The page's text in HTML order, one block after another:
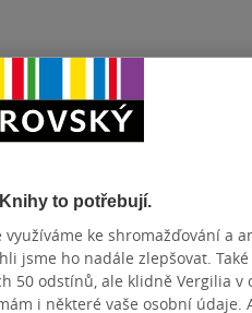
to potřebují.
ke shromažďování a
jsme ho nadále zlepšovat.
50 odstínů, ale klidně Vergilia v
i některé vaše osobní údaje.